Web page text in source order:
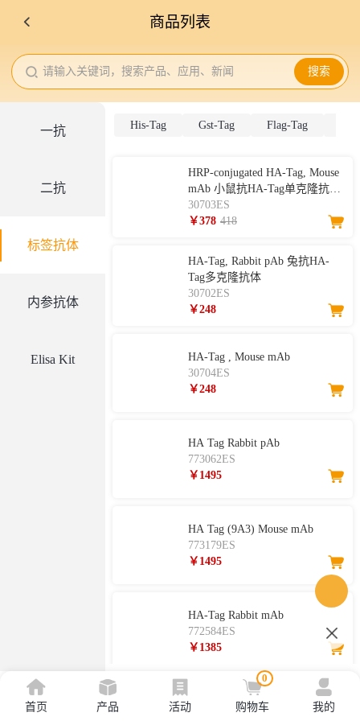
商品列表
请输入关键词，搜索产品、应用、新闻 搜索
一抗
二抗
标签抗体
内参抗体
Elisa Kit
His-Tag Gst-Tag Flag-Tag
HRP-conjugated HA-Tag, Mouse
mAb 小鼠抗HA-Tag单克隆抗
体，HRP标记
30703ES
￥378 418
HA-Tag, Rabbit pAb 兔抗HA-
Tag多克隆抗体
30702ES
￥248
HA-Tag , Mouse mAb
30704ES
￥248
HA Tag Rabbit pAb
773062ES
￥1495
HA Tag (9A3) Mouse mAb
773179ES
￥1495
HA-Tag Rabbit mAb
772584ES
￥1385
首页 产品 活动
0
购物车 我的